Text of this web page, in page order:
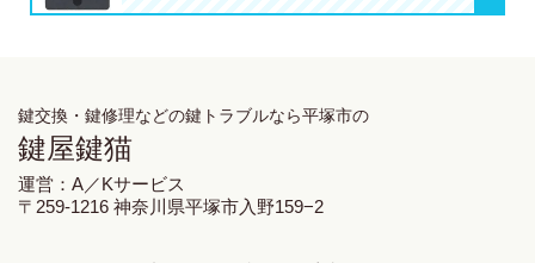
鍵交換・鍵修理などの鍵トラブルなら平塚市の
鍵屋鍵猫
運営：A／Kサービス
〒259-1216 神奈川県平塚市入野159−2